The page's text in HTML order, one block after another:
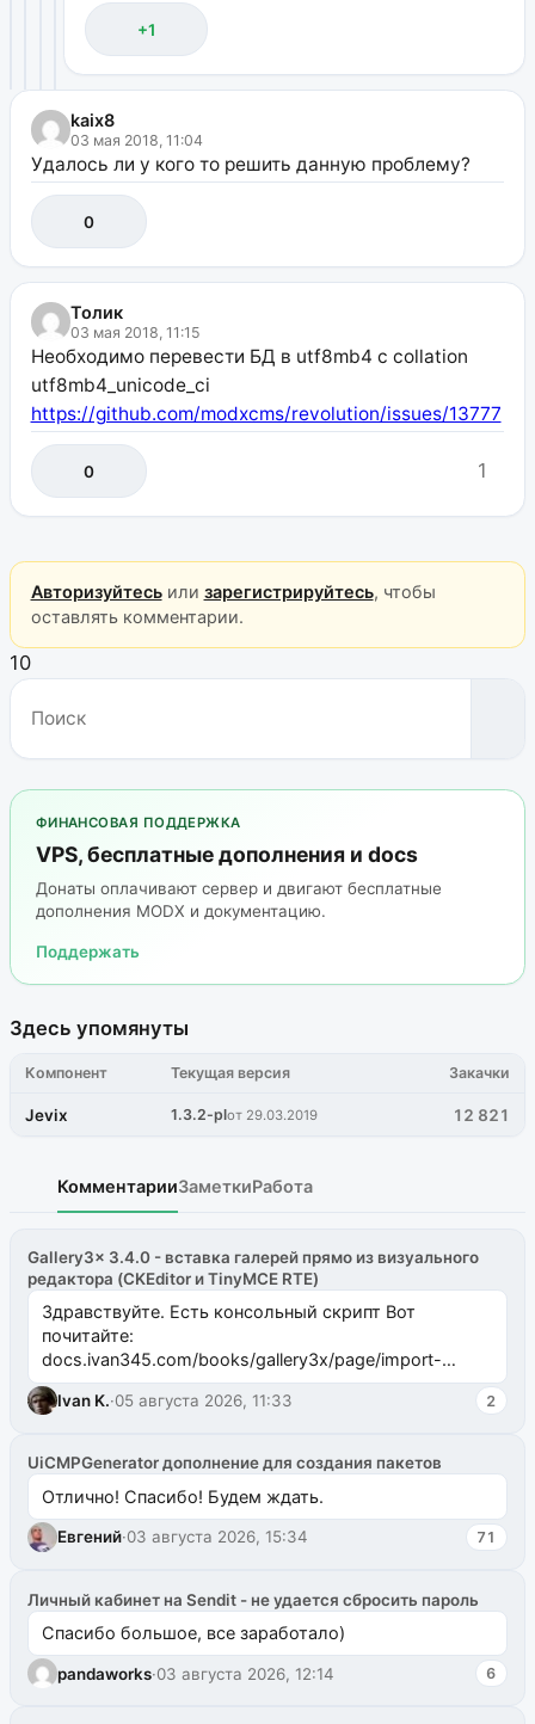
+1
kaix8
03 мая 2018, 11:04
Удалось ли у кого то решить данную проблему?
0
Толик
03 мая 2018, 11:15
Необходимо перевести БД в utf8mb4 с collation
utf8mb4_unicode_ci
https://github.com/modxcms/revolution/issues/13777
0 1
Авторизуйтесьили зарегистрируйтесь, чтобы
оставлять комментарии.
10
ФИНАНСОВАЯ ПОДДЕРЖКА
VPS, бесплатные дополнения и docs
Донаты оплачивают сервер и двигают бесплатные
дополнения MODX и документацию.
Поддержать
Здесь упомянуты
Компонент Текущая версия Закачки
Jevix 1.3.2-plот 29.03.2019 12 821
КомментарииЗаметкиРабота
Gallery3x 3.4.0 - вставка галерей прямо из визуального
редактора (CKEditor и TinyMCE RTE)
Здравствуйте. Есть консольный скрипт Вот
почитайте:
docs.ivan345.com/books/gallery3x/page/import-
ms2galleryphp
Ivan K.·05 августа 2026, 11:33 2
UiCMPGenerator дополнение для создания пакетов
Отлично! Спасибо! Будем ждать.
Евгений·03 августа 2026, 15:34 71
Личный кабинет на Sendit - не удается сбросить пароль
Спасибо большое, все заработало)
pandaworks·03 августа 2026, 12:14 6